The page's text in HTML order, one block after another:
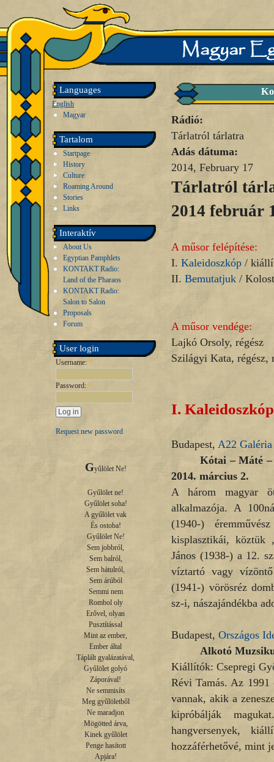
Languages
English
Magyar
Tartalom
Startpage
History
Culture
Roaming Around
Stories
Links
Interaktív
About Us
Egyptian Pamphlets
KONTAKT Radio:
Land of the Pharaos
KONTAKT Radio:
Salon to Salon
Proposals
Forum
User login
Username: *
Password: *
Request new password
Gyűlölet Ne!
Gyűlölet ne!
Gyűlölet soha!
A gyűlölet vak
És ostoba!
Gyűlölet Ne!
Sem jobbról,
Sem balról,
Sem hátulról,
Sem árúból
Semmi nem
Rombol oly
Erővel, olyan
Pusztítással
Mint az ember,
Ember által
Táplált gyalázatával,
Gyűlölet golyó
Záporával!
Ne semmisíts
Meg gyűlöletből
Ne maradjon
Mögötted árva,
Kinek gyűlölet
Penge hasított
Apjára!
Rádió:
Tárlatról tárlatra
Adás dátuma:
2014, February 17
Tárlatról
2014 február
A műsor felépítése:
I. Kaleidoszkóp /
II. Bemutatjuk /
A műsor vendége:
Lajkó Orsoly, régész
Szilágyi Kata, régész,
I. Kaleidoszkóp
Budapest, A22 Galéria
Kótai – Máté
2014. március 2.
A három magyar
alkalmazója. A
(1940-)
kisplasztikái, köztük
János (1938-) a 12.
víztartó vagy
(1941-) vörösréz
sz-i, nászajándékba
Budapest, Országos
Alkotó
Kiállítók: Csepregi
Révi Tamás. Az
vannak, akik a
kipróbálják
hangversenyek,
hozzáférhetővé, mint